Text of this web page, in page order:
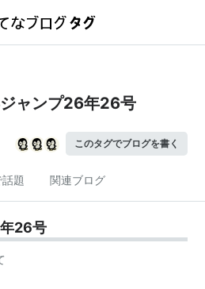
ャンプ26年26号
このタグでブログを書く
題 関連ブログ
26号